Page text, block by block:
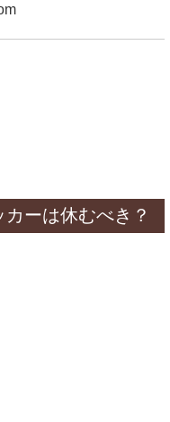
ーは休むべき？